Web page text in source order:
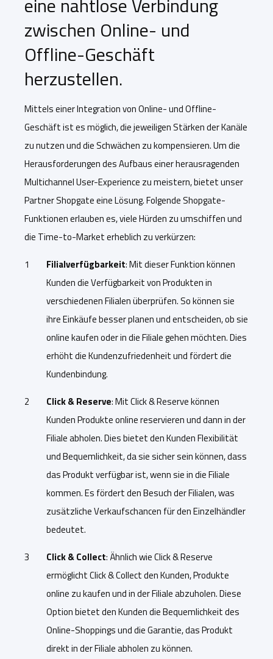
zwischen Online- und
Offline-Geschäft
herzustellen.
Mittels einer Integration von Online- und Offline-
Geschäft ist es möglich, die jeweiligen Stärken der Kanäle
zu nutzen und die Schwächen zu kompensieren. Um die
Herausforderungen des Aufbaus einer herausragenden
Multichannel User-Experience zu meistern, bietet unser
Partner Shopgate eine Lösung. Folgende Shopgate-
Funktionen erlauben es, viele Hürden zu umschiffen und
die Time-to-Market erheblich zu verkürzen:
Filialverfügbarkeit: Mit dieser Funktion können
Kunden die Verfügbarkeit von Produkten in
verschiedenen Filialen überprüfen. So können sie
ihre Einkäufe besser planen und entscheiden, ob sie
online kaufen oder in die Filiale gehen möchten. Dies
erhöht die Kundenzufriedenheit und fördert die
Kundenbindung.
Click & Reserve: Mit Click & Reserve können
Kunden Produkte online reservieren und dann in der
Filiale abholen. Dies bietet den Kunden Flexibilität
und Bequemlichkeit, da sie sicher sein können, dass
das Produkt verfügbar ist, wenn sie in die Filiale
kommen. Es fördert den Besuch der Filialen, was
zusätzliche Verkaufschancen für den Einzelhändler
bedeutet.
Click & Collect: Ähnlich wie Click & Reserve
ermöglicht Click & Collect den Kunden, Produkte
online zu kaufen und in der Filiale abzuholen. Diese
Option bietet den Kunden die Bequemlichkeit des
Online-Shoppings und die Garantie, das Produkt
direkt in der Filiale abholen zu können.